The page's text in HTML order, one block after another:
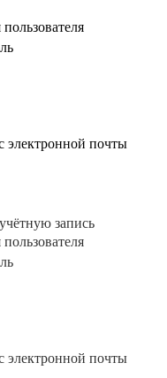
электронной почты
запись
электронной почты